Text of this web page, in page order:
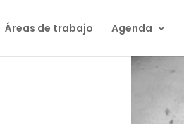
Áreas de trabajo Agenda